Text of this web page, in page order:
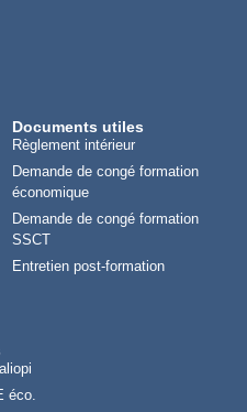
Documents utiles
Règlement intérieur
Demande de congé formation
économique
Demande de congé formation
SSCT
Entretien post-formation
éco.